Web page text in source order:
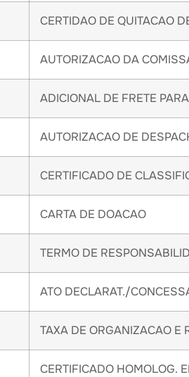
CERTIDAO DE QUITACAO
AUTORIZACAO DA
ADICIONAL DE FRETE
AUTORIZACAO DE
CERTIFICADO DE
CARTA DE DOACAO
TERMO DE
ATO DECLARAT./
TAXA DE ORGANIZACAO E
CERTIFICADO HOMOLOG.